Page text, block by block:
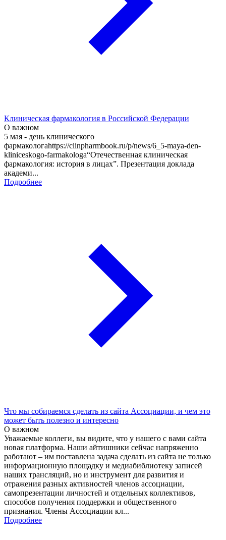
Клиническая фармакология в Российской Федерации
О важном
5 мая - день клинического
фармакологаhttps://clinpharmbook.ru/p/news/6_5-maya-den-
kliniceskogo-farmakologa“Отечественная клиническая
фармакология: история в лицах”. Презентация доклада
академи...
Подробнее
Что мы собираемся сделать из сайта Ассоциации, и чем это
может быть полезно и интересно
О важном
Уважаемые коллеги, вы видите, что у нашего с вами сайта
новая платформа. Наши айтишники сейчас напряженно
работают – им поставлена задача сделать из сайта не только
информационную площадку и медиабиблиотеку записей
наших трансляций, но и инструмент для развития и
отражения разных активностей членов ассоциации,
самопрезентации личностей и отдельных коллективов,
способов получения поддержки и общественного
признания. Члены Ассоциации кл...
Подробнее